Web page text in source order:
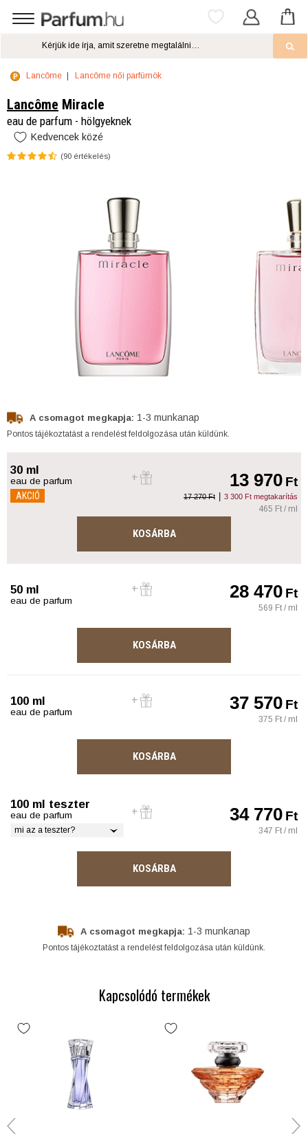
Lancôme Lancôme női parfümök
Lancôme Miracle
eau de parfum - hölgyeknek
Kedvencek közé
(90 értékelés)
A csomagot megkapja: 1-3 munkanap
Pontos tájékoztatást a rendelést feldolgozása után küldünk.
30 ml
eau de parfum
AKCIÓ 17 270 Ft | 3 300 Ft megtakarítás
13 970Ft
465 Ft / ml
KOSÁRBA
50 ml
eau de parfum 28 470Ft
569 Ft / ml
KOSÁRBA
100 ml
eau de parfum 37 570Ft
375 Ft / ml
KOSÁRBA
100 ml teszter
eau de parfum
mi az a teszter?
34 770Ft
347 Ft / ml
KOSÁRBA
A csomagot megkapja: 1-3 munkanap
Pontos tájékoztatást a rendelést feldolgozása után küldünk.
Kapcsolódó termékek